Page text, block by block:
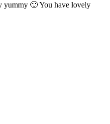
yummy 🙂 You have lovely